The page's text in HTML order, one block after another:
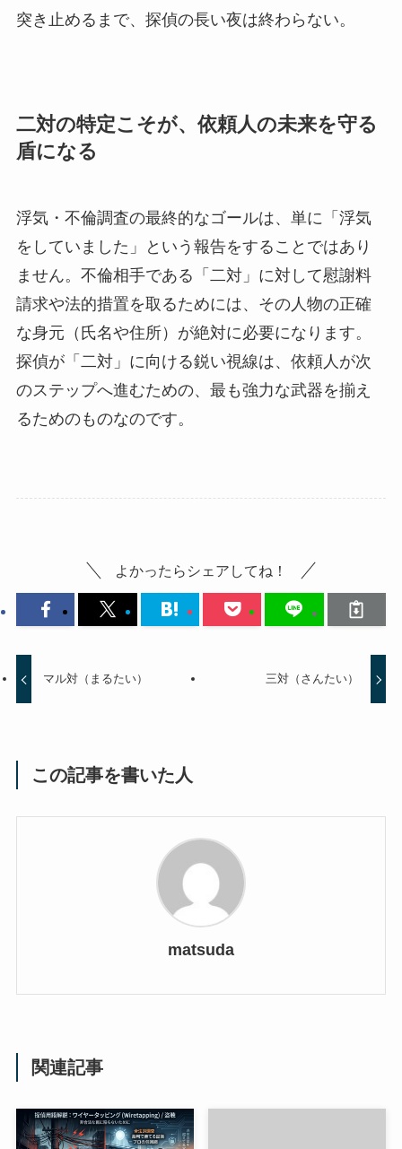
突き止めるまで、探偵の長い夜は終わらない。
二対の特定こそが、依頼人の未来を守る
盾になる
浮気・不倫調査の最終的なゴールは、単に「浮気
をしていました」という報告をすることではあり
ません。不倫相手である「二対」に対して慰謝料
請求や法的措置を取るためには、その人物の正確
な身元（氏名や住所）が絶対に必要になります。
探偵が「二対」に向ける鋭い視線は、依頼人が次
のステップへ進むための、最も強力な武器を揃え
るためのものなのです。
よかったらシェアしてね！
マル対（まるたい） 三対（さんたい）
この記事を書いた人
matsuda
関連記事